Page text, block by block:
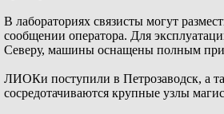
В лабораториях связисты могут
сообщении оператора. Для
Северу, машины оснащены полным
ЛИОКи поступили в Петрозаводск, а
сосредотачиваются крупные узлы